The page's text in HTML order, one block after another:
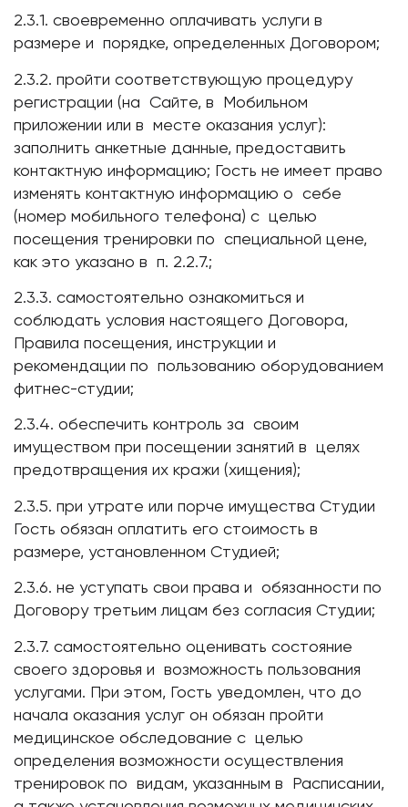
2.3.1. своевременно оплачивать услуги в
размере и порядке, определенных Договором;
2.3.2. пройти соответствующую процедуру
регистрации (на Сайте, в Мобильном
приложении или в месте оказания услуг):
заполнить анкетные данные, предоставить
контактную информацию; Гость не имеет право
изменять контактную информацию о себе
(номер мобильного телефона) с целью
посещения тренировки по специальной цене,
как это указано в п. 2.2.7.;
2.3.3. самостоятельно ознакомиться и
соблюдать условия настоящего Договора,
Правила посещения, инструкции и
рекомендации по пользованию оборудованием
фитнес-студии;
2.3.4. обеспечить контроль за своим
имуществом при посещении занятий в целях
предотвращения их кражи (хищения);
2.3.5. при утрате или порче имущества Студии
Гость обязан оплатить его стоимость в
размере, установленном Студией;
2.3.6. не уступать свои права и обязанности по
Договору третьим лицам без согласия Студии;
2.3.7. самостоятельно оценивать состояние
своего здоровья и возможность пользования
услугами. При этом, Гость уведомлен, что до
начала оказания услуг он обязан пройти
медицинское обследование с целью
определения возможности осуществления
тренировок по видам, указанным в Расписании,